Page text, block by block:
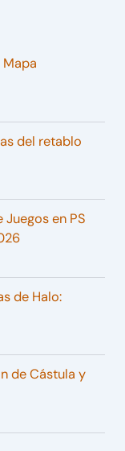
del retablo
en PS
de Halo:
de Cástula y